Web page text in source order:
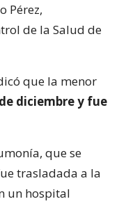
Pérez,
de la Salud de
que la menor
diciembre y fue
que se
trasladada a la
un hospital